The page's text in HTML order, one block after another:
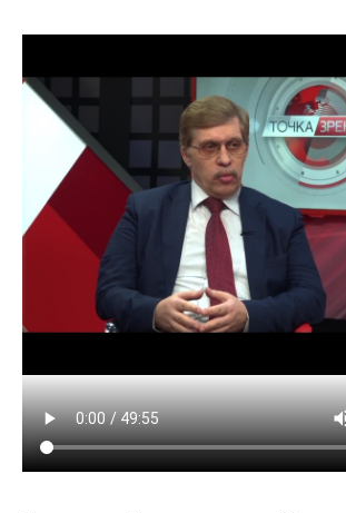
Сотрудники
Противодействие коррупции
Материалы для СМИ
Публикации
Научная жизнь
Проблемы прогнозирования
О журнале